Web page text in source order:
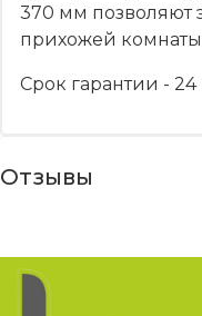
370 мм позволяют
прихожей
Срок гарантии -
Отзывы